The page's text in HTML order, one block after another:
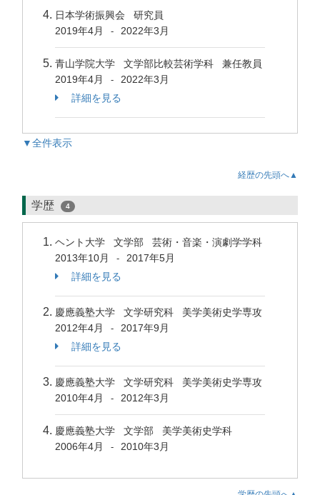
日本学術振興会 研究員
2019年4月
- 2022年3月
青山学院大学 文学部比較芸術学科 兼任教員
2019年4月
-
2022年3月
詳細を見る
▼全件表示
経歴の先頭へ▲
学歴 4
ヘント大学 文学部 芸術・音楽・演劇学学科
2013年10月
-
2017年5月
詳細を見る
慶應義塾大学 文学研究科 美学美術史学専攻
2012年4月
-
2017年9月
詳細を見る
慶應義塾大学 文学研究科 美学美術史学専攻
2010年4月
- 2012年3月
慶應義塾大学 文学部 美学美術史学科
2006年4月
- 2010年3月